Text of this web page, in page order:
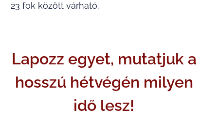
23 fok között várható.
Lapozz egyet, mutatjuk a
hosszú hétvégén milyen
idő lesz!